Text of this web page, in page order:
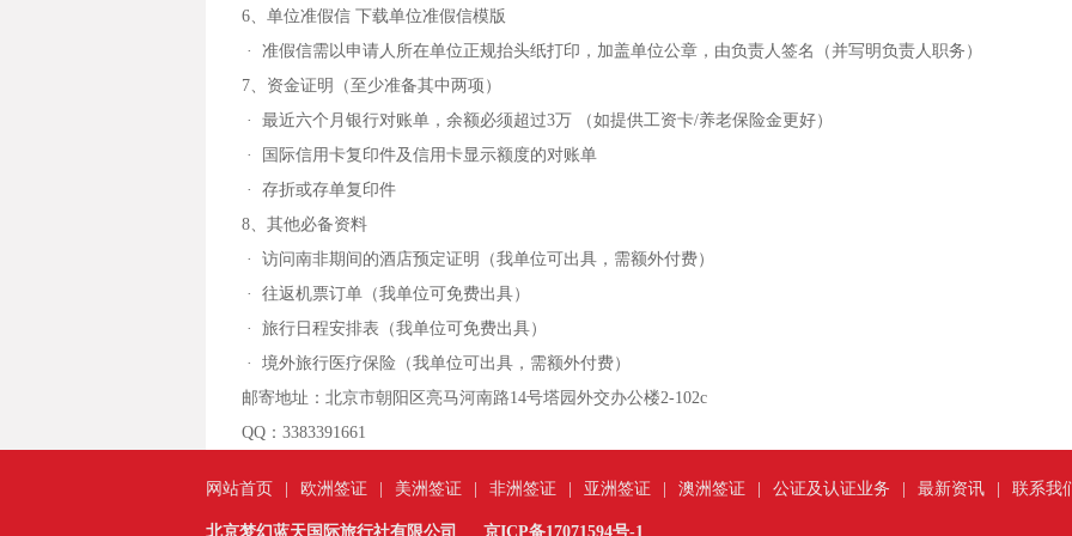
6、单位准假信 下载单位准假信模版
· 准假信需以申请人所在单位正规抬头纸打印，加盖单位公章，由负责人签名（并写明负责人职务）
7、资金证明（至少准备其中两项）
· 最近六个月银行对账单，余额必须超过3万 （如提供工资卡/养老保险金更好）
· 国际信用卡复印件及信用卡显示额度的对账单
· 存折或存单复印件
8、其他必备资料
· 访问南非期间的酒店预定证明（我单位可出具，需额外付费）
· 往返机票订单（我单位可免费出具）
· 旅行日程安排表（我单位可免费出具）
· 境外旅行医疗保险（我单位可出具，需额外付费）
邮寄地址： 北京市朝阳区亮马河南路14号塔园外交办公楼2-102c
QQ：3383391661
网站首页 欧洲签证 美洲签证 非洲签证 亚洲签证 澳洲签证 公证及认证业务 最新资讯 联系我
北京梦幻蓝天国际旅行社有限公司 京ICP备17071594号-1